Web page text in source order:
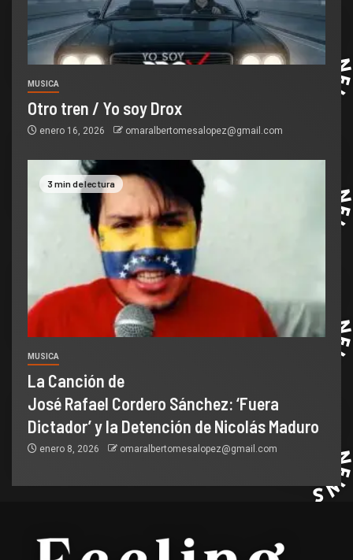
MUSICA
Otro tren / Yo soy Drox
enero 16, 2026 omaralbertomesalopez@gmail.com
3 min de lectura
MUSICA
La Canción de
José Rafael Cordero Sánchez: ‘Fuera
Dictador’ y la Detención de Nicolás Maduro
enero 8, 2026 omaralbertomesalopez@gmail.com